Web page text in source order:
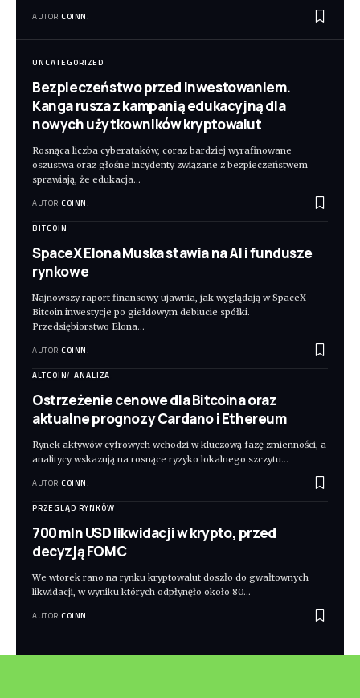
AUTOR COINN.
UNCATEGORIZED
Bezpieczeństwo przed inwestowaniem.
Kanga rusza z kampanią edukacyjną dla
nowych użytkowników kryptowalut
Rosnąca liczba cyberataków, coraz bardziej wyrafinowane
oszustwa oraz głośne incydenty związane z bezpieczeństwem
sprawiają, że edukacja…
AUTOR COINN.
BITCOIN
SpaceX Elona Muska stawia na AI i fundusze
rynkowe
Najnowszy raport finansowy ujawnia, jak wyglądają w SpaceX
Bitcoin inwestycje po giełdowym debiucie spółki.
Przedsiębiorstwo Elona…
AUTOR COINN.
ALTCOIN ANALIZA
Ostrzeżenie cenowe dla Bitcoina oraz
aktualne prognozy Cardano i Ethereum
Rynek aktywów cyfrowych wchodzi w kluczową fazę zmienności, a
analitycy wskazują na rosnące ryzyko lokalnego szczytu…
AUTOR COINN.
PRZEGLĄD RYNKÓW
700 mln USD likwidacji w krypto, przed
decyzją FOMC
We wtorek rano na rynku kryptowalut doszło do gwałtownych
likwidacji, w wyniku których odpłynęło około 80…
AUTOR COINN.